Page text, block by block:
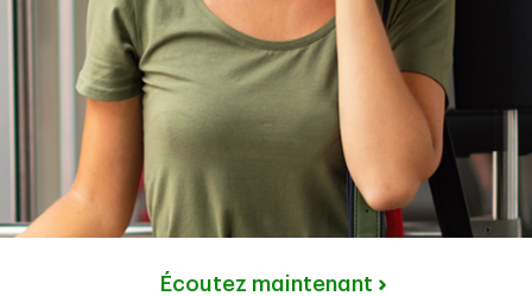
Écoutez maintenant